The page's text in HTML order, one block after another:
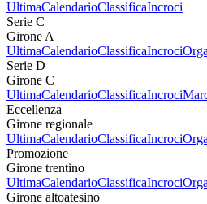
UltimaCalendarioClassificaIncroci
Serie C
Girone A
UltimaCalendarioClassificaIncroci
Serie D
Girone C
UltimaCalendarioClassificaIncroci
Eccellenza
Girone regionale
UltimaCalendarioClassificaIncroci
Promozione
Girone trentino
UltimaCalendarioClassificaIncroci
Girone altoatesino